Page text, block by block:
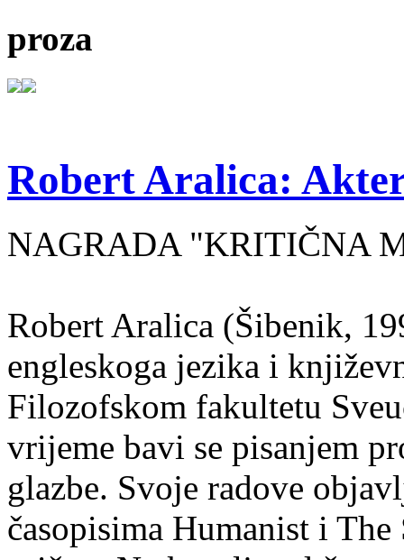
proza
Robert Aralica:
NAGRADA "KRITIČNA
Robert Aralica (Šibenik,
engleskoga jezika i
Filozofskom fakultetu
vrijeme bavi se pisanjem
glazbe. Svoje radove
časopisima Humanist i